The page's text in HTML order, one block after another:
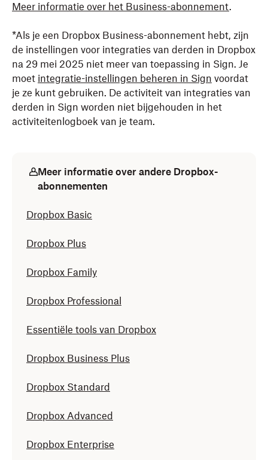
Meer informatie over het Business-abonnement.
*Als je een Dropbox Business-abonnement hebt, zijn
de instellingen voor integraties van derden in Dropbox
na 29 mei 2025 niet meer van toepassing in Sign. Je
moet integratie-instellingen beheren in Sign voordat
je ze kunt gebruiken. De activiteit van integraties van
derden in Sign worden niet bijgehouden in het
activiteitenlogboek van je team.
Meer informatie over andere Dropbox-
abonnementen
Dropbox Basic
Dropbox Plus
Dropbox Family
Dropbox Professional
Essentiële tools van Dropbox
Dropbox Business Plus
Dropbox Standard
Dropbox Advanced
Dropbox Enterprise